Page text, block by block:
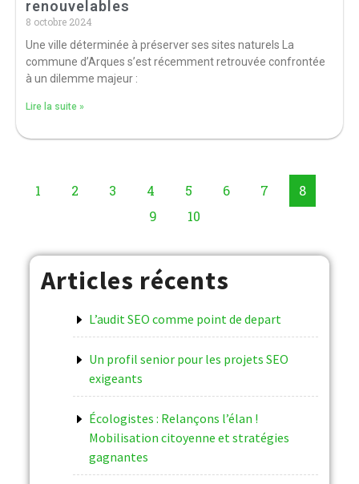
renouvelables
8 octobre 2024
Une ville déterminée à préserver ses sites naturels La
commune d’Arques s’est récemment retrouvée confrontée
à un dilemme majeur :
Lire la suite »
1 2 3 4 5 6 7
8
9
10
Articles récents
L’audit SEO comme point de depart
Un profil senior pour les projets SEO
exigeants
Écologistes : Relançons l’élan !
Mobilisation citoyenne et stratégies
gagnantes